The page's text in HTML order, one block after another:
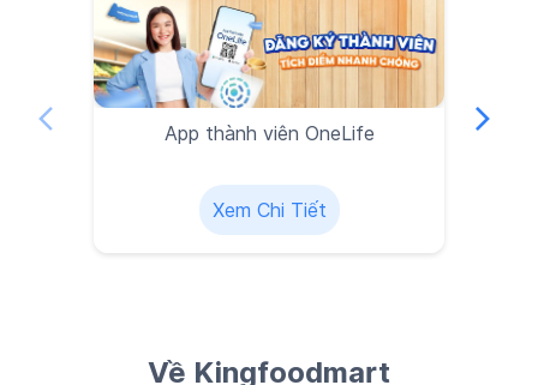
Về Kingfoodmart
Nếu bạn đang tìm kiếm một siêu thị mỗi ngày đều có sản
phẩm tươi ngon đúng chuẩn… được kiểm soát chất lượng
linh hoạt, nhanh chóng, dễ dàng.